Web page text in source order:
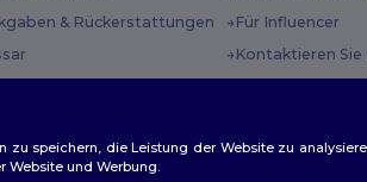
& Rückerstattungen
Für Influencer
Kontaktieren Sie
speichern, die Leistung der Website zu
Website und Werbung.